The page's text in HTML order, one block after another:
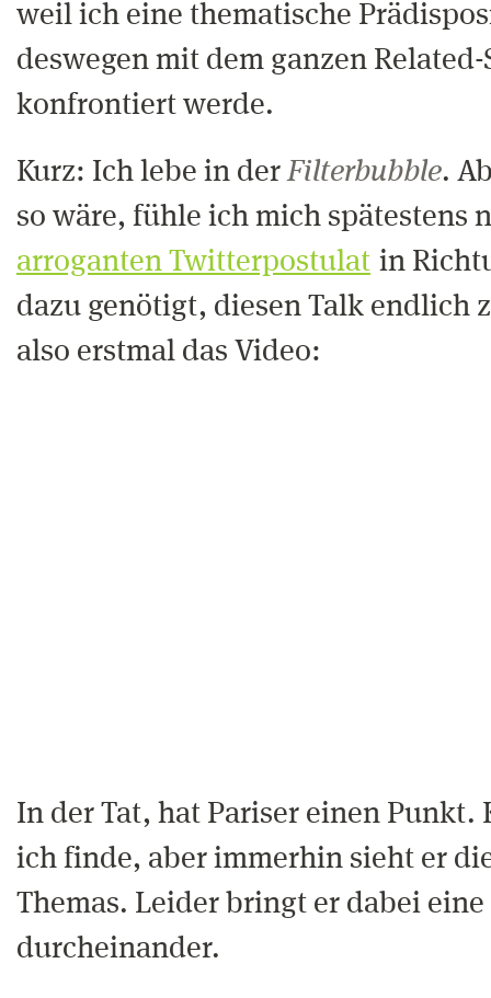
weil ich eine thematische
deswegen mit dem ganzen
konfrontiert werde.
Kurz: Ich lebe in derFilterbubble.
so wäre, fühle ich mich spätestens
arroganten Twitterpostulat in
dazu genötigt, diesen Talk endlich
also erstmal das Video:
In der Tat, hat Pariser einen Punkt.
ich finde, aber immerhin sieht er
Themas. Leider bringt er dabei eine
durcheinander.